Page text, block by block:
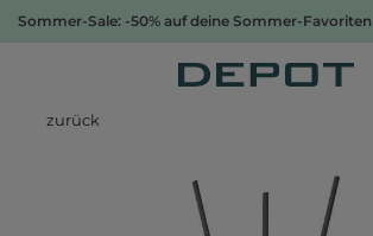
Sommer-Sale: -50% auf deine Sommer-Favoriten
zurück